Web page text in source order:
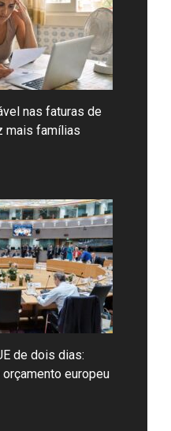
nas faturas de
mais famílias
de dois dias:
europeu